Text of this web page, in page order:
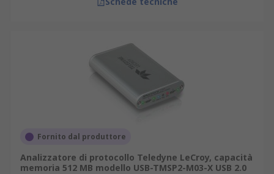
Fornito dal produttore
Analizzatore di protocollo Teledyne LeCroy, capacità
memoria 512 MB modello USB-TMSP2-M03-X USB 2.0